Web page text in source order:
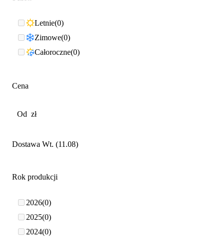
Letnie 0
Zimowe 0
Całoroczne 0
Cena
Dostawa Wt. (11.08)
Rok produkcji
2026 0
2025 0
2024 0